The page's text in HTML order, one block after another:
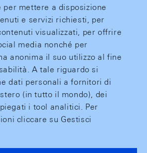
mettere a disposizione
e servizi richiesti, per
visualizzati, per offrire
media nonché per
anonima il suo utilizzo al fine
A tale riguardo si
dati personali a fornitori di
(in tutto il mondo), dei
i tool analitici. Per
cliccare su Gestisci